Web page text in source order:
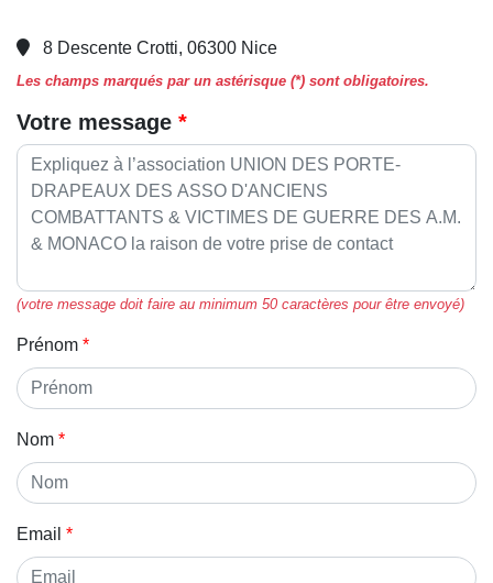
8 Descente Crotti, 06300 Nice
Les champs marqués par un astérisque (*) sont obligatoires.
Votre message
(votre message doit faire au minimum 50 caractères pour être envoyé)
Prénom
Nom
Email